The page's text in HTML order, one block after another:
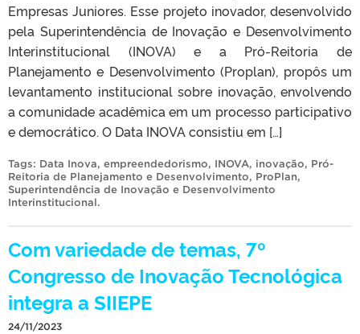
Empresas Juniores. Esse projeto inovador, desenvolvido
pela Superintendência de Inovação e Desenvolvimento
Interinstitucional (INOVA) e a Pró-Reitoria de
Planejamento e Desenvolvimento (Proplan), propôs um
levantamento institucional sobre inovação, envolvendo
a comunidade acadêmica em um processo participativo
e democrático. O Data INOVA consistiu em […]
Tags: Data Inova, empreendedorismo, INOVA, inovação, Pró-
Reitoria de Planejamento e Desenvolvimento, ProPlan,
Superintendência de Inovação e Desenvolvimento
Interinstitucional.
Com variedade de temas, 7º
Congresso de Inovação Tecnológica
integra a SIIEPE
24/11/2023